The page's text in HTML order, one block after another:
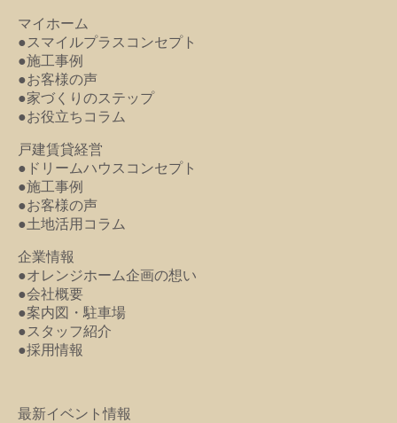
マイホーム
●スマイルプラスコンセプト
●施工事例
●お客様の声
●家づくりのステップ
●お役立ちコラム
戸建賃貸経営
●ドリームハウスコンセプト
●施工事例
●お客様の声
●土地活用コラム
企業情報
●オレンジホーム企画の想い
●会社概要
●案内図・駐車場
●スタッフ紹介
●採用情報
最新イベント情報